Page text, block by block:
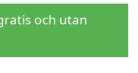
och utan